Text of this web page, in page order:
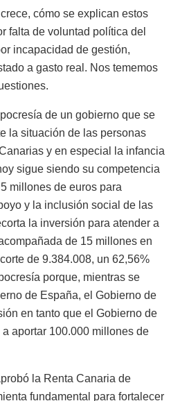
cómo se explican estos
falta de voluntad política del
incapacidad de gestión,
a gasto real. Nos tememos
de un gobierno que se
la situación de las personas
y en especial la infancia
sigue siendo su competencia
millones de euros para
y la inclusión social de las
la inversión para atender a
de 15 millones en
de 9.384.008, un 62,56%
porque, mientras se
de España, el Gobierno de
en tanto que el Gobierno de
aportar 100.000 millones de
la Renta Canaria de
fundamental para fortalecer